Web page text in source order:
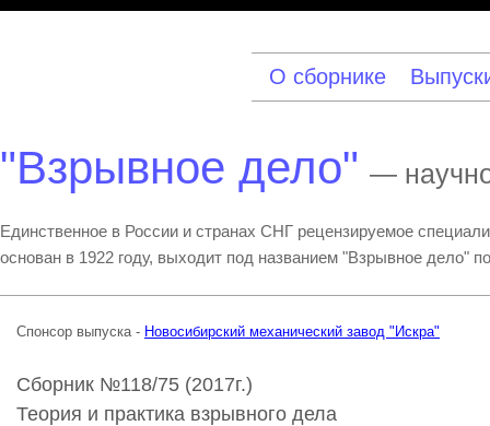
О сборнике
"Взрывное дело" —
Единственное в России и странах СНГ рецензируемое
основан в 1922 году, выходит под названием "Взрывное
Спонсор выпуска - Новосибирский механический завод "Искра"
Сборник №118/75 (2017г.)
Теория и практика взрывного дела